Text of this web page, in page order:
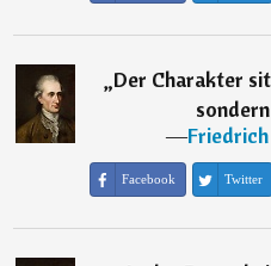
„Der Charakter
―
Facebook Twitter